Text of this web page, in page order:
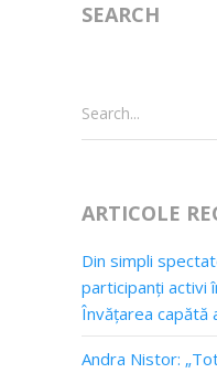
SEARCH
Search...
ARTICOLE
Din simpli
participanți activi
Învățarea capătă
Andra Nistor: